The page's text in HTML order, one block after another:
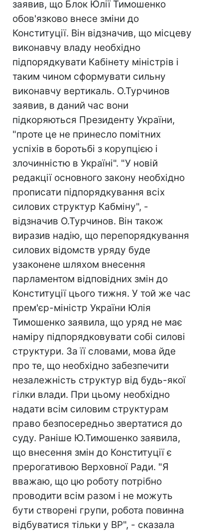
заявив, що Блок Юлії Тимошенко
обов'язково внесе зміни до
Конституції. Він відзначив, що місцеву
виконавчу владу необхідно
підпорядкувати Кабінету міністрів і
таким чином сформувати сильну
виконавчу вертикаль. О.Турчинов
заявив, в даний час вони
підкоряються Президенту України,
"проте це не принесло помітних
успіхів в боротьбі з корупцією і
злочинністю в Україні". "У новій
редакції основного закону необхідно
прописати підпорядкування всіх
силових структур Кабміну", -
відзначив О.Турчинов. Він також
виразив надію, що перепорядкування
силових відомств уряду буде
узаконене шляхом внесення
парламентом відповідних змін до
Конституції цього тижня. У той же час
прем'єр-міністр України Юлія
Тимошенко заявила, що уряд не має
наміру підпорядковувати собі силові
структури. За її словами, мова йде
про те, що необхідно забезпечити
незалежність структур від будь-якої
гілки влади. При цьому необхідно
надати всім силовим структурам
право безпосередньо звертатися до
суду. Раніше Ю.Тимошенко заявила,
що внесення змін до Конституції є
прерогативою Верховної Ради. "Я
вважаю, що цю роботу потрібно
проводити всім разом і не можуть
бути створені групи, робота повинна
відбуватися тільки у ВР", - сказала